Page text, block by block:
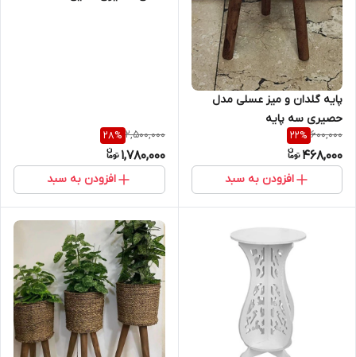
پایه گلدان و میز عسلی مدل
حصیری سه پایه
600,000
22%
468,000
افزودن به سبد
2,500,000
28%
1,780,000
افزودن به سبد